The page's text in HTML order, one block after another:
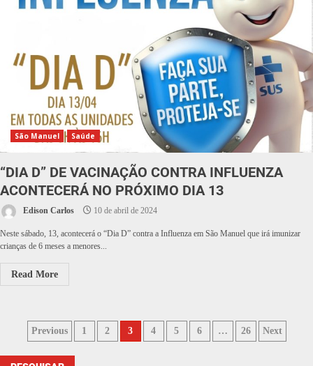
São Manuel Saúde
“DIA D” DE VACINAÇÃO CONTRA INFLUENZA
ACONTECERÁ NO PRÓXIMO DIA 13
Edison Carlos 10 de abril de 2024
Neste sábado, 13, acontecerá o “Dia D” contra a Influenza em São Manuel que irá imunizar
crianças de 6 meses a menores...
Read More
Previous 1 2 3 4 5 6 … 26 Next